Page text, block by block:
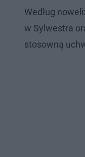
Według
w Sylwestra
stosowną